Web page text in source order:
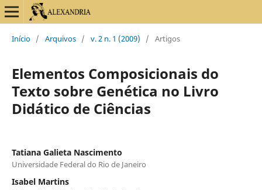
Início / Arquivos / v. 2 n. 1 (2009) / Artigos
Elementos Composicionais do
Texto sobre Genética no Livro
Didático de Ciências
Tatiana Galieta Nascimento
Universidade Federal do Rio de Janeiro
Isabel Martins